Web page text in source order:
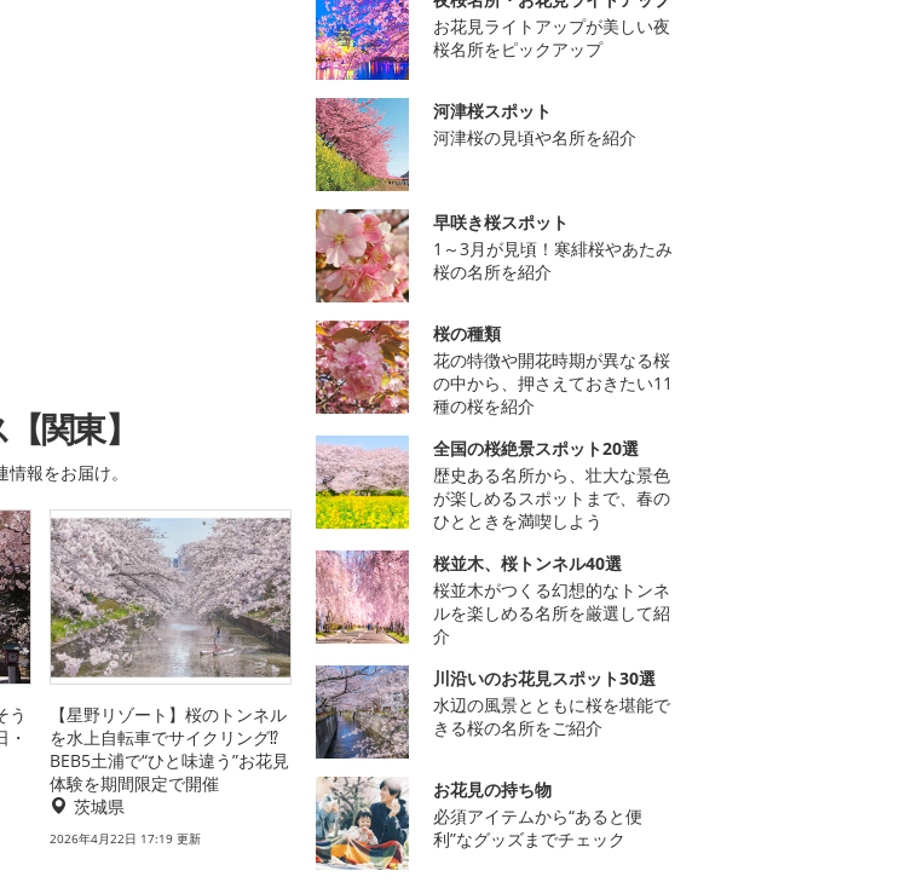
関東】
報をお届け。
う
・
【星野リゾート】桜のトンネル
を水上自転車でサイクリング⁉
BEB5土浦で“ひと味違う”お花見
体験を期間限定で開催
茨城県
2026年4月22日 17:19 更新
お花見ライトアップが美しい夜
桜名所をピックアップ
河津桜スポット
河津桜の見頃や名所を紹介
早咲き桜スポット
1～3月が見頃！寒緋桜やあたみ
桜の名所を紹介
桜の種類
花の特徴や開花時期が異なる桜
の中から、押さえておきたい11
種の桜を紹介
全国の桜絶景スポット20選
歴史ある名所から、壮大な景色
が楽しめるスポットまで、春の
ひとときを満喫しよう
桜並木、桜トンネル40選
桜並木がつくる幻想的なトンネ
ルを楽しめる名所を厳選して紹
介
川沿いのお花見スポット30選
水辺の風景とともに桜を堪能で
きる桜の名所をご紹介
お花見の持ち物
必須アイテムから“あると便
利”なグッズまでチェック